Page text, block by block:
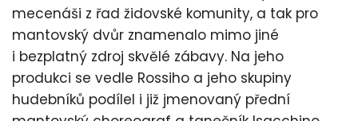
mecenáši z řad židovské komunity, a tak pro
mantovský dvůr znamenalo mimo jiné
i bezplatný zdroj skvělé zábavy. Na jeho
produkci se vedle Rossiho a jeho skupiny
hudebníků podílel i již jmenovaný přední